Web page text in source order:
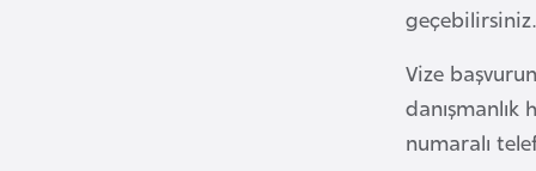
geçebilirsiniz.
Vize
numaralı